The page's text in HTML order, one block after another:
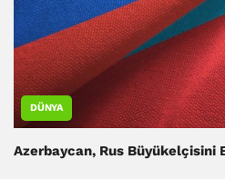
DÜNYA
Azerbaycan, Rus Büyükelçisini